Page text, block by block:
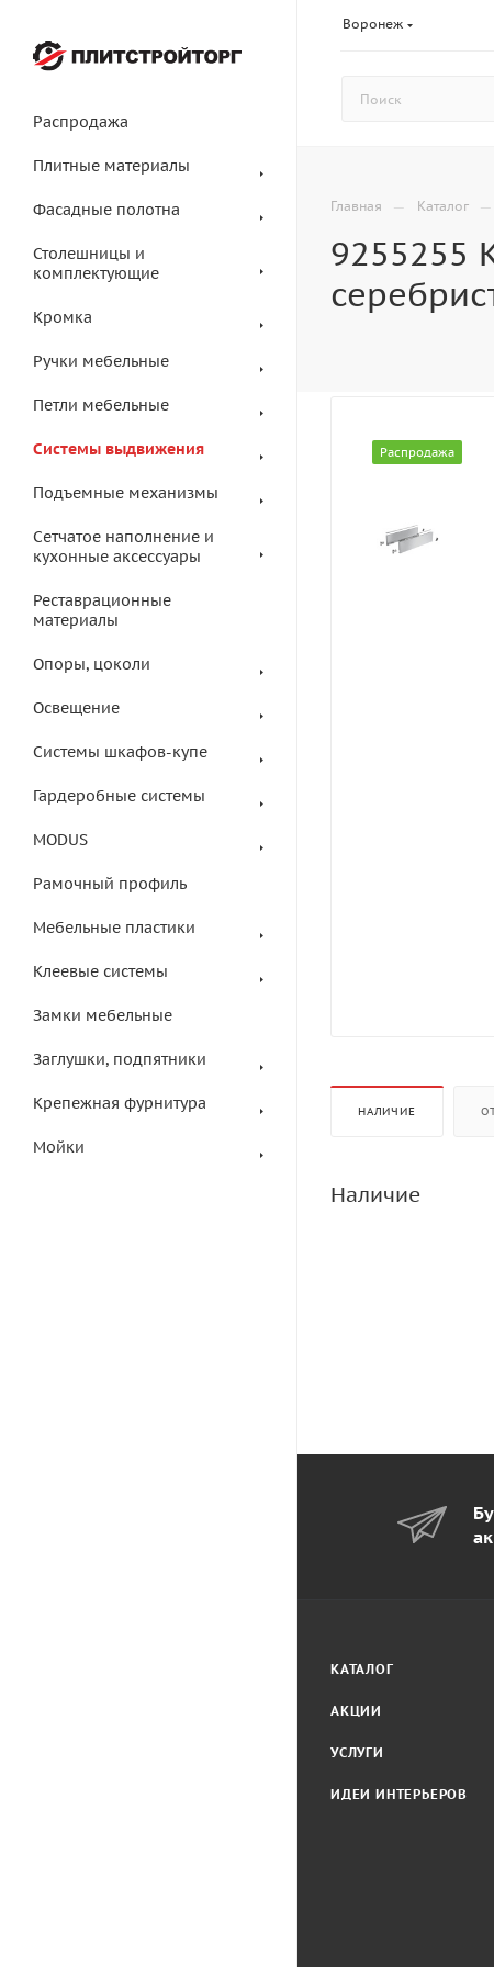
Воронеж
Распродажа
Плитные материалы
Фасадные полотна
Столешницы и
комплектующие
Кромка
Ручки мебельные
Петли мебельные
Системы выдвижения
Подъемные механизмы
Сетчатое наполнение и
кухонные аксессуары
Реставрационные
материалы
Опоры, цоколи
Освещение
Системы шкафов-купе
Гардеробные системы
MODUS
Рамочный профиль
Мебельные пластики
Клеевые системы
Замки мебельные
Заглушки, подпятники
Крепежная фурнитура
Мойки
Главная — Каталог —
9255255
Распродажа
НАЛИЧИЕ
Наличие
КАТАЛОГ
АКЦИИ
УСЛУГИ
ИДЕИ ИНТЕРЬЕРОВ